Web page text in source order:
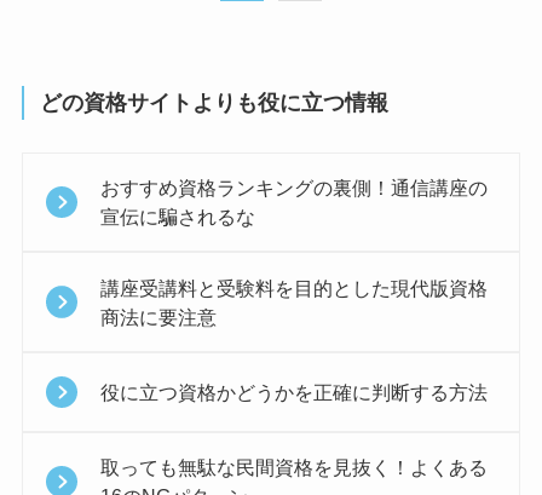
どの資格サイトよりも役に立つ情報
おすすめ資格ランキングの裏側！通信講座の
宣伝に騙されるな
講座受講料と受験料を目的とした現代版資格
商法に要注意
役に立つ資格かどうかを正確に判断する方法
取っても無駄な民間資格を見抜く！よくある